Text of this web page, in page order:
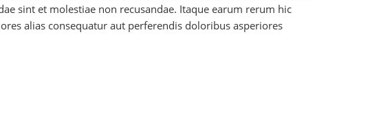
sint et molestiae non recusandae. Itaque earum rerum hic
alias consequatur aut perferendis doloribus asperiores